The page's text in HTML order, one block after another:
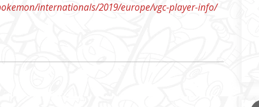
internationals/2019/europe/vgc-player-info/